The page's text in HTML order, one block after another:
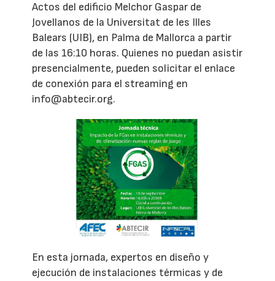
Actos del edificio Melchor Gaspar de
Jovellanos de la Universitat de les Illes
Balears (UIB), en Palma de Mallorca a partir
de las 16:10 horas. Quienes no puedan asistir
presencialmente, pueden solicitar el enlace
de conexión para el streaming en
info@abtecir.org.
En esta jornada, expertos en diseño y
ejecución de instalaciones térmicas y de